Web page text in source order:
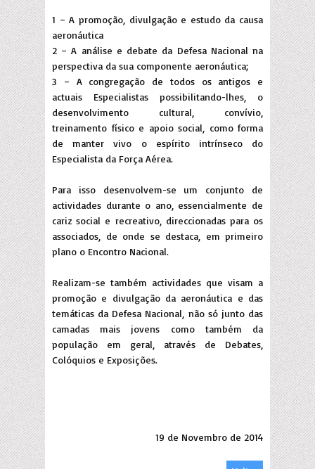
1 – A promoção, divulgação e estudo da causa
aeronáutica
2 – A análise e debate da Defesa Nacional na
perspectiva da sua componente aeronáutica;
3 – A congregação de todos os antigos e
actuais Especialistas possibilitando-lhes, o
desenvolvimento cultural, convívio,
treinamento físico e apoio social, como forma
de manter vivo o espírito intrínseco do
Especialista da Força Aérea.
Para isso desenvolvem-se um conjunto de
actividades durante o ano, essencialmente de
cariz social e recreativo, direccionadas para os
associados, de onde se destaca, em primeiro
plano o Encontro Nacional.
Realizam-se também actividades que visam a
promoção e divulgação da aeronáutica e das
temáticas da Defesa Nacional, não só junto das
camadas mais jovens como também da
população em geral, através de Debates,
Colóquios e Exposições.
19 de Novembro de 2014